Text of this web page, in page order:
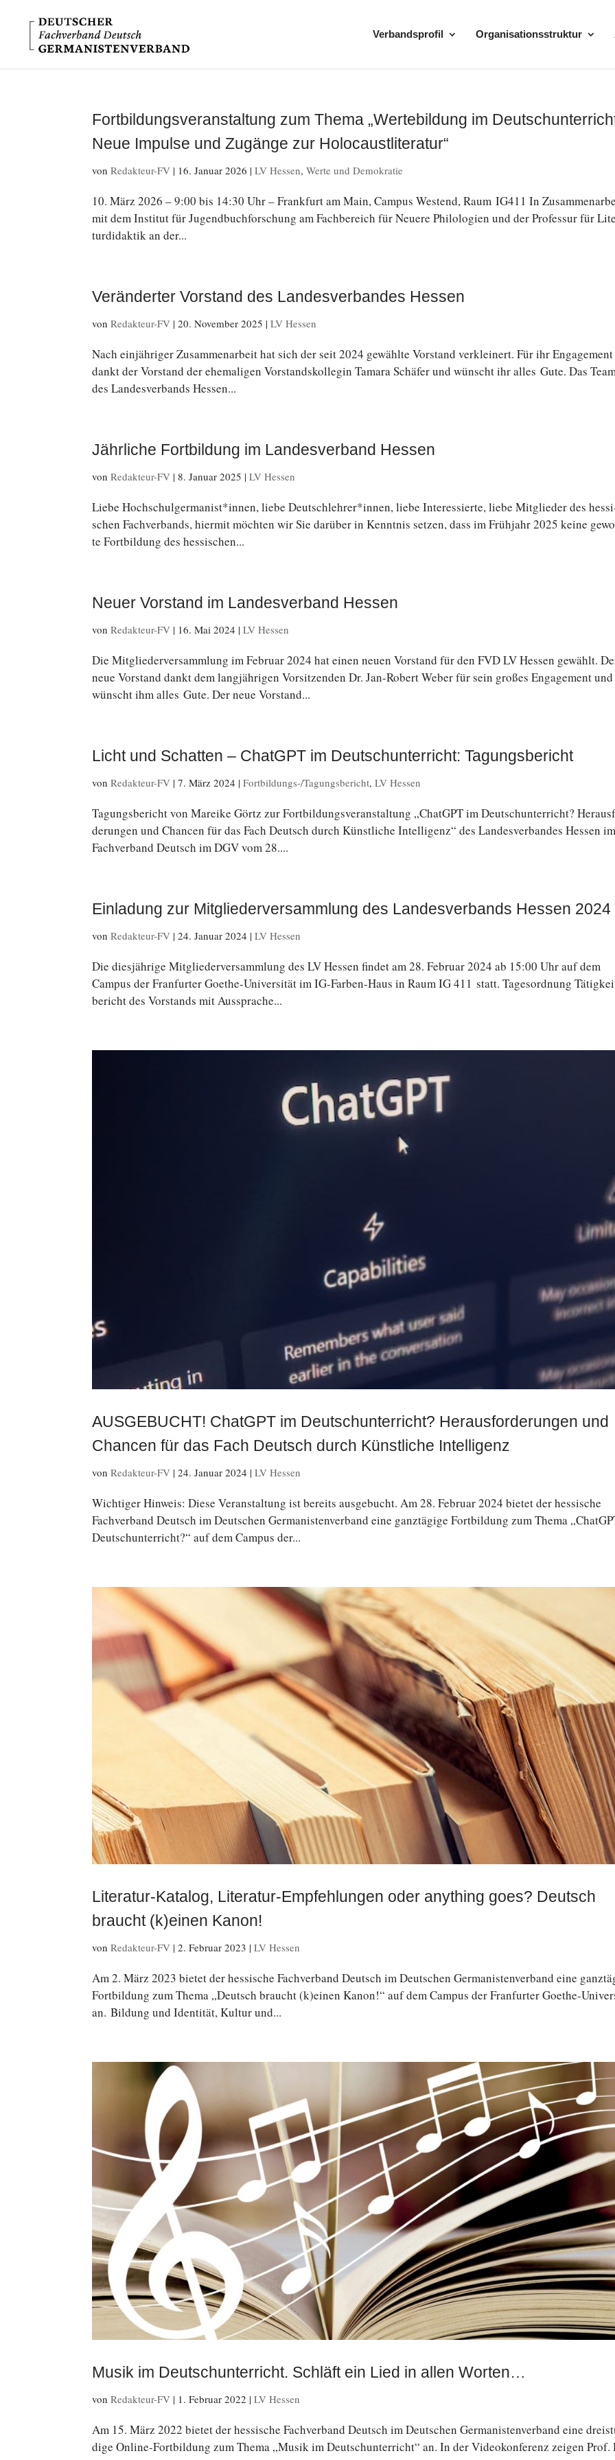
Verbandsprofil Organisationsstruktur
Fortbildungsveranstaltung zum Thema „Wertebildung im
Neue Impulse und Zugänge zur Holocaustliteratur“
vonRedakteur-FV | 16. Januar 2026 |LV Hessen,Werte und Demokratie
10. März 2026 – 9:00 bis 14:30 Uhr – Frank­furt am Main, Campus Westend, Raum IG411 In
mit dem In­sti­tut für Ju­gend­buch­for­schung am Fach­be­reich für Neuere Phi­lo­lo­gien und der Pro­fes­sur für
tur­di­dak­tik an der...
Veränderter Vorstand des Landesverbandes Hessen
vonRedakteur-FV |20. November 2025 |LV Hessen
Nach ein­jäh­ri­ger Zu­sam­men­ar­beit hat sich der seit 2024 ge­wähl­te Vor­stand ver­klei­nert. Für ihr En­ga­ge­ment
dankt der Vor­stand der ehe­ma­li­gen Vor­stands­kol­le­gin Tamara Schäfer und wünscht ihr alles Gute. Das
des Lan­des­ver­bands Hessen...
Jährliche Fortbildung im Landesverband Hessen
vonRedakteur-FV | 8. Januar 2025 |LV Hessen
Liebe Hochschulgermanist*innen, liebe Deutschlehrer*innen, liebe In­ter­es­sier­te, liebe Mit­glie­der des
schen Fachverbands, hiermit möchten wir Sie darüber in Kennt­nis setzen, dass im Früh­jahr 2025 keine
te Fort­bil­dung des hes­si­schen...
Neuer Vorstand im Landesverband Hessen
vonRedakteur-FV | 16. Mai 2024 |LV Hessen
Die Mit­glie­der­ver­samm­lung im Februar 2024 hat einen neuen Vor­stand für den FVD LV Hessen gewählt.
neue Vor­stand dankt dem lang­jäh­ri­gen Vor­sit­zen­den Dr. Jan-Robert Weber für sein großes En­ga­ge­ment und
wünscht ihm alles Gute. Der neue Vor­stand...
Licht und Schatten – ChatGPT im Deutschunterricht: Tagungsbericht
vonRedakteur-FV |7. März 2024 |Fortbildungs-/Tagungsbericht,LV Hessen
Ta­gungs­be­richt von Mareike Görtz zur Fort­bil­dungs­ver­an­stal­tung „ChatGPT im Deutsch­un­ter­richt?
de­run­gen und Chancen für das Fach Deutsch durch Künst­li­che In­tel­li­genz“ des Lan­des­ver­ban­des Hessen
Fachverband Deutsch im DGV vom 28....
Einladung zur Mitgliederversammlung des Landesverbands Hessen 2024
vonRedakteur-FV |24. Januar 2024 |LV Hessen
Die dies­jäh­ri­ge Mit­glie­der­ver­samm­lung des LV Hessen findet am 28. Februar 2024 ab 15:00 Uhr auf dem
Campus der Fran­fur­ter Goethe-Universität im IG-Farben-Haus in Raum IG 411 statt. Ta­ges­ord­nung
be­richt des Vor­stands mit Aussprache...
AUSGEBUCHT! ChatGPT im Deutschunterricht? Herausforderungen und
Chancen für das Fach Deutsch durch Künstliche Intelligenz
vonRedakteur-FV |24. Januar 2024 |LV Hessen
Wich­ti­ger Hinweis: Diese Ver­an­stal­tung ist bereits ausgebucht. Am 28. Februar 2024 bietet der hes­si­sche
Fachverband Deutsch im Deutschen Germanistenverband eine ganz­tä­gi­ge Fort­bil­dung zum Thema
Deutsch­un­ter­richt?“ auf dem Campus der...
Literatur-Katalog, Literatur-Empfehlungen oder anything goes? Deutsch
braucht (k)einen Kanon!
vonRedakteur-FV |2. Februar 2023 |LV Hessen
Am 2. März 2023 bietet der hes­si­sche Fachverband Deutsch im Deutschen Germanistenverband eine
Fort­bil­dung zum Thema „Deutsch braucht (k)einen Kanon!“ auf dem Campus der Fran­fur­ter Goethe-
an. Bildung und Iden­ti­tät, Kultur und...
Musik im Deutschunterricht. Schläft ein Lied in allen Worten…
vonRedakteur-FV | 1. Februar 2022 |LV Hessen
Am 15. März 2022 bietet der hes­si­sche Fachverband Deutsch im Deutschen Germanistenverband eine
di­ge Online-Fortbildung zum Thema „Musik im Deutsch­un­ter­richt“ an. In der Vi­deo­kon­fe­renz zeigen Prof.